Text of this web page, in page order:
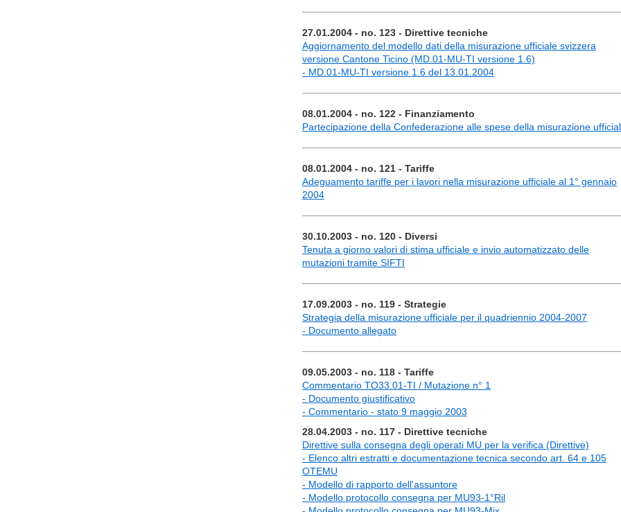
27.01.2004 - no. 123 - Direttive tecniche
Aggiornamento del modello dati della misurazione ufficiale svizzera
versione Cantone Ticino (MD.01-MU-TI versione 1.6)
- MD.01-MU-TI versione 1.6 del 13.01.2004
08.01.2004 - no. 122 - Finanziamento
Partecipazione della Confederazione alle spese della misurazione
08.01.2004 - no. 121 - Tariffe
Adeguamento tariffe per i lavori nella misurazione ufficiale al 1° gennaio
2004
30.10.2003 - no. 120 - Diversi
Tenuta a giorno valori di stima ufficiale e invio automatizzato delle
mutazioni tramite SIFTI
17.09.2003 - no. 119 - Strategie
Strategia della misurazione ufficiale per il quadriennio 2004-2007
- Documento allegato
09.05.2003 - no. 118 - Tariffe
Commentario TO33.01-TI / Mutazione n° 1
- Documento giustificativo
- Commentario - stato 9 maggio 2003
28.04.2003 - no. 117 - Direttive tecniche
Direttive sulla consegna degli operati MU per la verifica (Direttive)
- Elenco altri estratti e documentazione tecnica secondo art. 64 e 105
OTEMU
- Modello di rapporto dell'assuntore
- Modello protocollo consegna per MU93-1°Ril